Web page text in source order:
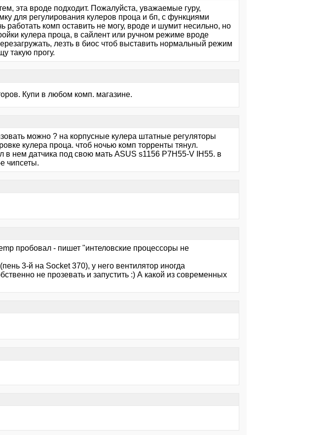
эта вроде подходит. Пожалуйста, уважаемые гуру,
для регулирования кулеров проца и бп, с функциями
комп оставить не могу, вроде и шумит несильно, но
кулера проца, в сайлент или ручном режиме вроде
лезть в биос чтоб выставить нормальный режим
такую прогу.
Купи в любом комп. магазине.
можно ? на корпусные кулера штатные регуляторы
кулера проца. чтоб ночью комп торренты тянул.
в нем датчика под свою мать ASUS s1156 P7H55-V IH55. в
чипсеты.
пробовал - пишет "интеловские процессоры не
3-й на Socket 370), у него вентилятор иногда
не прозевать и запустить :) А какой из современных